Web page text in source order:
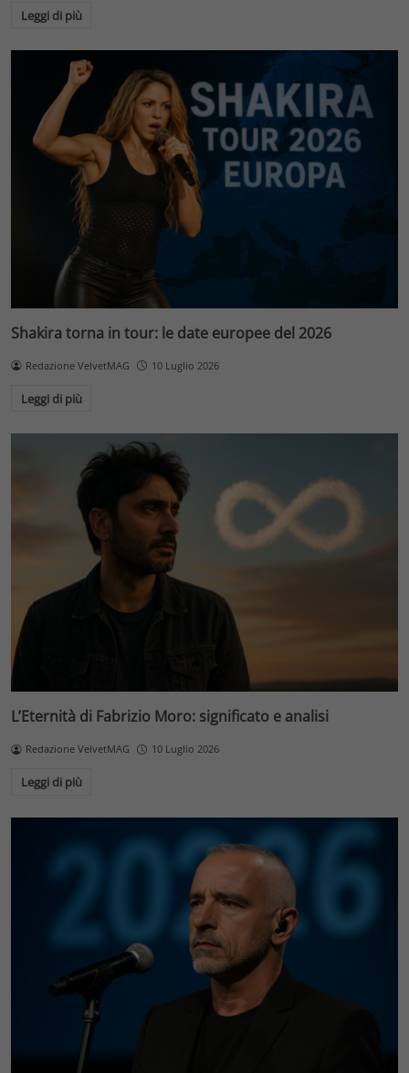
Leggi di più
Shakira torna in tour: le date europee del 2026
Redazione VelvetMAG 10 Luglio 2026
Leggi di più
L’Eternità di Fabrizio Moro: significato e analisi
Redazione VelvetMAG 10 Luglio 2026
Leggi di più